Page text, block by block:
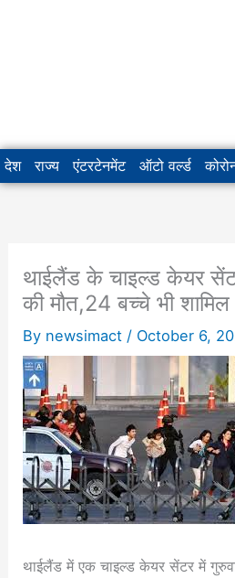
देश राज्य एंटरटेनमेंट ऑटो वर्ल्ड
थाईलैंड के चाइल्ड केयर
की मौत,24 बच्चे भी शामिल
By newsimact / October 6,
थाईलैंड में एक चाइल्ड केयर सेंटर में